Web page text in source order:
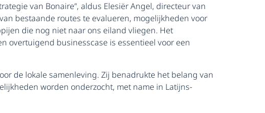
van Bonaire”, aldus Elesiër Angel, directeur van
bestaande routes te evalueren, mogelijkheden voor
die nog niet naar ons eiland vliegen. Het
overtuigend businesscase is essentieel voor een
de lokale samenleving. Zij benadrukte het belang van
worden onderzocht, met name in Latijns-